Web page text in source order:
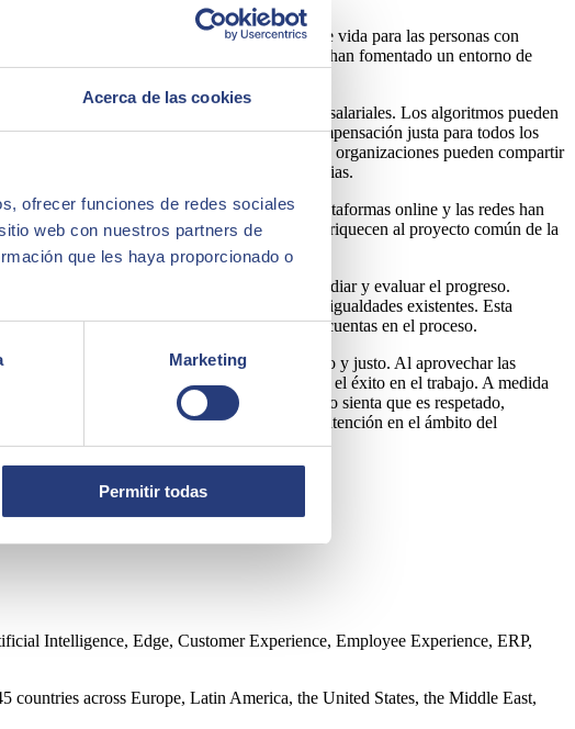
Acerca de las cookies
ofrecer funciones de redes sociales
web con nuestros partners de
que les haya proporcionado o
Marketing
Permitir todas
lo que ha supuesto una mejora de calidad de vida para las personas con
las plataformas de comunicación en línea han fomentado un entorno de
internas e identificar así posibles disparidades salariales. Los algoritmos pueden
las injusticias salariales y garantizar una compensación justa para todos los
los estándares de diversidad e inclusión. Las organizaciones pueden compartir
empresarial que valora y celebra las diferencias.
riqueza de líneas de pensamiento. Las plataformas online y las redes han
conocimientos y opiniones variadas que enriquecen al proyecto común de la
en la lectura de datos que son capaces de mediar y evaluar el progreso.
medidas específicas para abordar las desigualdades existentes. Esta
fomenta la transparencia y la rendición de cuentas en el proceso.
camino para un mundo laboral más equitativo y justo. Al aprovechar las
entiende que la variedad de perfiles refuerza el éxito en el trabajo. A medida
para fomentar espacios donde cada individuo sienta que es respetado,
la innovación juega un papel digno de toda atención en el ámbito del
Intelligence, Edge, Customer Experience, Employee Experience, ERP,
across Europe, Latin America, the United States, the Middle East,